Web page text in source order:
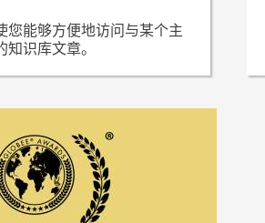
您能够方便地访问与某个主
识库文章。